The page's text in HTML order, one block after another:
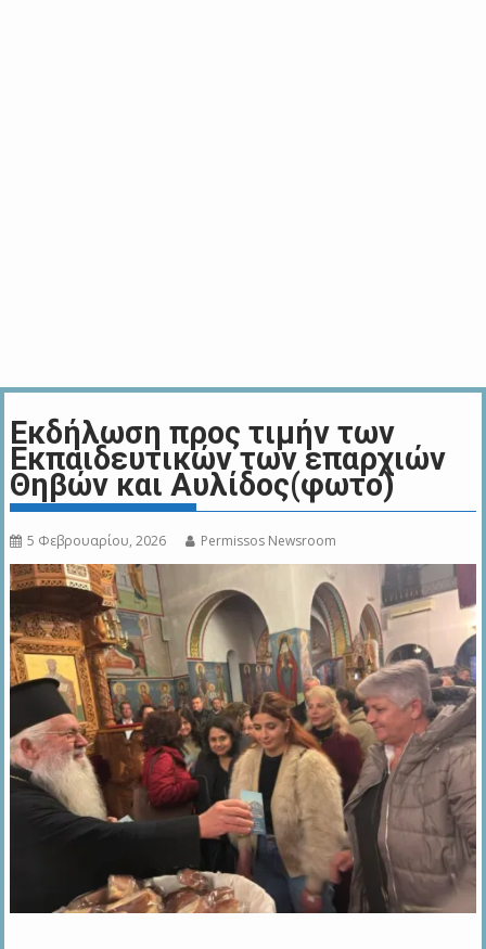
Εκδήλωση προς τιμήν των
Εκπαιδευτικών των επαρχιών
Θηβών και Αυλίδος(φωτο)
5 Φεβρουαρίου, 2026 Permissos Newsroom